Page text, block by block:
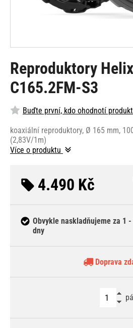
Reproduktory
C165.2FM-S3
Buďte první, kdo ohodnotí produkt
koaxiální reproduktory, Ø 165 mm,
(2,83V/1m)
Více o produktu
4.490 Kč
Obvykle naskladňujeme za 1 -
dny
Doprava